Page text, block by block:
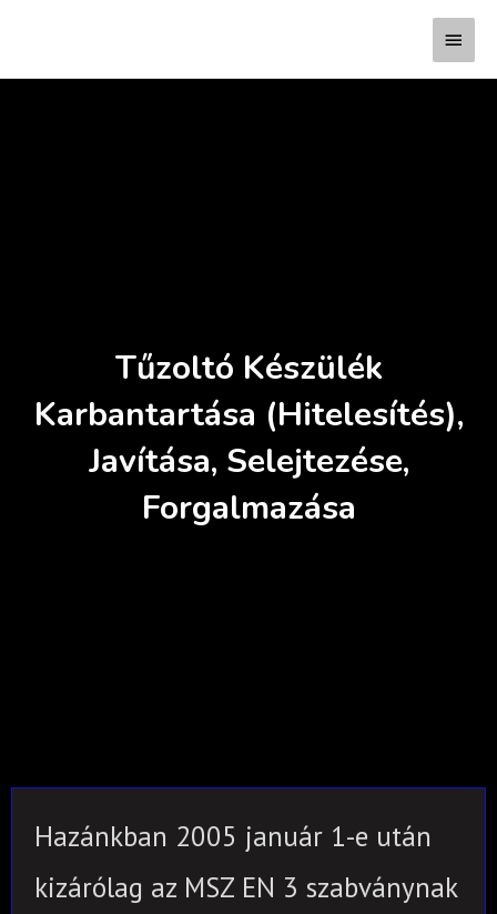
Main
Menu
Tűzoltó Készülék
Karbantartása (Hitelesítés),
Javítása, Selejtezése,
Forgalmazása
Hazánkban 2005 január 1-e után
kizárólag az MSZ EN 3 szabványnak